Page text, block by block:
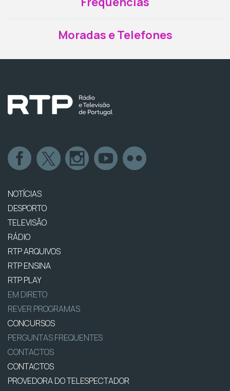
Moradas e Telefones
NOTÍCIAS
DESPORTO
TELEVISÃO
RÁDIO
RTP ARQUIVOS
RTP ENSINA
RTP PLAY
EM DIRETO
REVER PROGRAMAS
CONCURSOS
PERGUNTAS FREQUENTES
CONTACTOS
CONTACTOS
PROVEDORA DO TELESPECTADOR